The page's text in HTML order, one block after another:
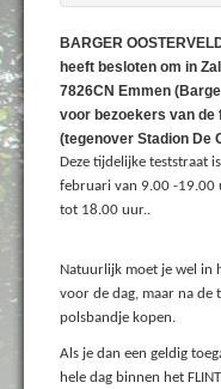
BARGER
heeft besloten om in
7826CN Emmen
voor bezoekers van
(tegenover Stadion De
Deze tijdelijke teststraat
februari van 9.00 -19.00
tot 18.00 uur..
Natuurlijk moet je wel in
voor de dag, maar na de
polsbandje kopen.
Als je dan een geldig
hele dag binnen het